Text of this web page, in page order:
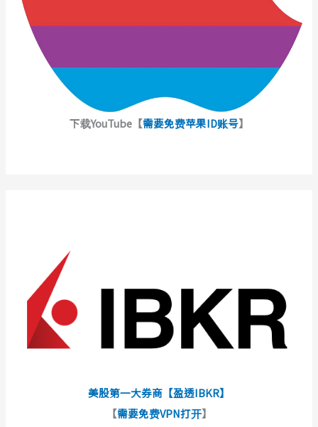
下载YouTube【需要免费苹果ID账号】
美股第一大券商【盈透IBKR】
【需要免费VPN打开】